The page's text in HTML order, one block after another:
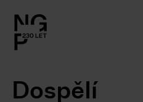
Dospělí